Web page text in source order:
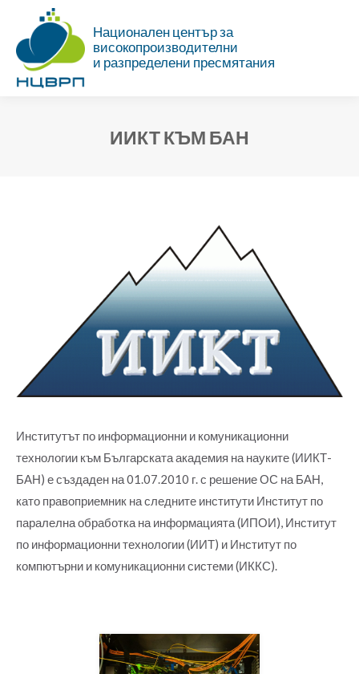
Национален център за
високопроизводителни
и разпределени пресмятания
ИИКТ КЪМ БАН
Институтът по информационни и комуникационни
технологии към Българската академия на науките (ИИКТ-
БАН) е създаден на 01.07.2010 г. с решение ОС на БАН,
като правоприемник на следните институти Институт по
паралелна обработка на информацията (ИПОИ), Институт
по информационни технологии (ИИТ) и Институт по
компютърни и комуникационни системи (ИККС).